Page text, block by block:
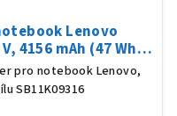
Lenovo
4156 mAh (47 Wh),
pro notebook Lenovo,
SB11K09316